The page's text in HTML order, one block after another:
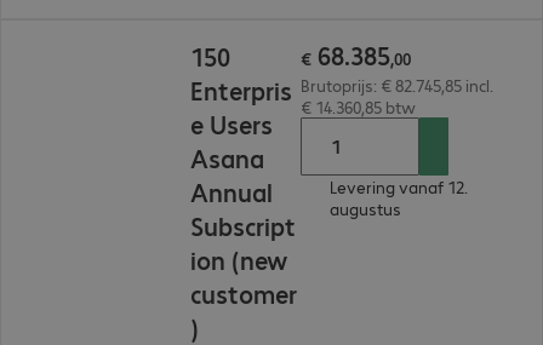
150
Enterpris
e Users
Asana
Annual
Subscript
ion (new
customer
)
€ 68.385,00
Brutoprijs: € 82.745,85 incl.
€ 14.360,85 btw
Levering vanaf 12.
augustus